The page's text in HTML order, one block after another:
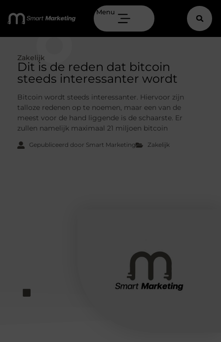
Menu
Zakelijk
Dit is de reden dat bitcoin
steeds interessanter wordt
Bitcoin wordt steeds interessanter. Hiervoor zijn
talloze redenen op te noemen, maar een van de
meest voor de hand liggende is de schaarste. Er
zullen namelijk maximaal 21 miljoen bitcoin
Gepubliceerd door Smart Marketing Zakelijk